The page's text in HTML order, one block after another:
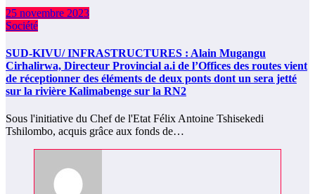
25 novembre 2023
Société
SUD-KIVU/ INFRASTRUCTURES : Alain Mugangu
Cirhalirwa, Directeur Provincial a.i de l’Offices des routes vient
de réceptionner des éléments de deux ponts dont un sera jetté
sur la rivière Kalimabenge sur la RN2
Sous l'initiative du Chef de l'Etat Félix Antoine Tshisekedi
Tshilombo, acquis grâce aux fonds de…